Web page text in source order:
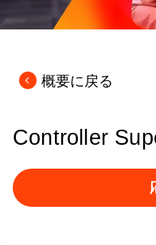
概要に戻る
Controller